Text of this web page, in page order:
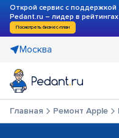
Открой сервис с поддержкой
Pedant.ru – лидер в
Посмотреть бизнес-план
Москва
Главная Ремонт Apple